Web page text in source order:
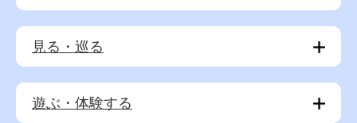
見る・巡る
遊ぶ・体験する